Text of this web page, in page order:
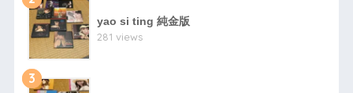
yao si ting 純金版
281 views
3